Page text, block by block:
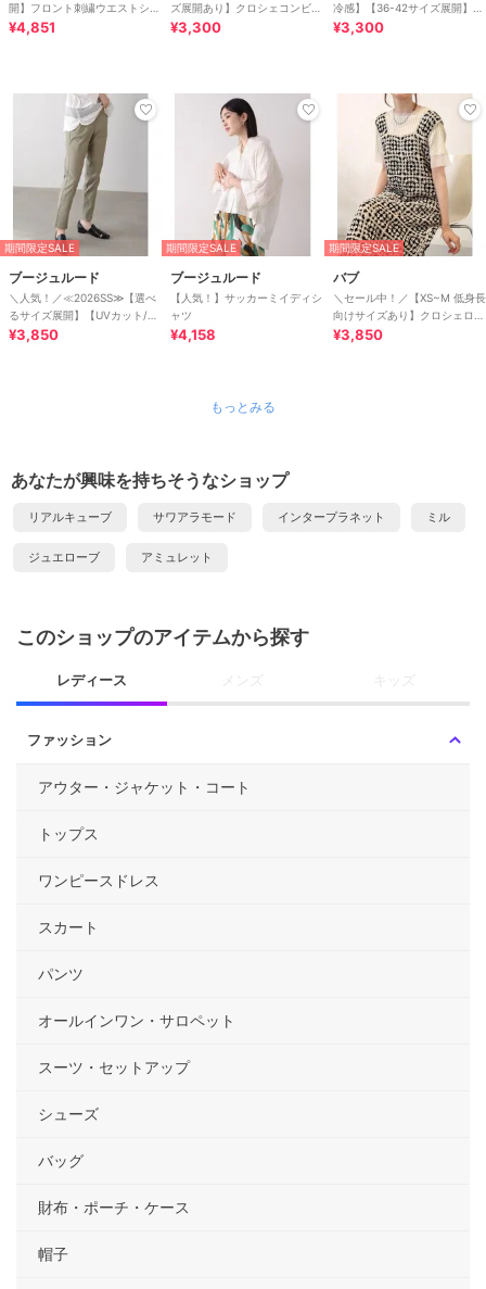
開】フロント刺繍ウエストシャ
ーリングワンピース
¥4,851
ズ展開あり】クロシェコンビキ
ャミワンピース
¥3,300
冷感】【36-42サイズ展開】
UV/COOL HAKIYASE+パンツ
¥3,300
期間限定SALE
ブージュルード
＼人気！／≪2026SS≫【選べ
るサイズ展開】【UVカット/接
触冷感】ＨＡＫＩＹＡＳＥ＋パ
¥3,850
期間限定SALE
ブージュルード
【人気！】サッカーミイディシ
ャツ
¥4,158
期間限定SALE
バブ
＼セール中！／【XS~M 低身長
向けサイズあり】クロシェロン
グワンピース
¥3,850
もっとみる
あなたが興味を持ちそうなショップ
リアルキューブ サワアラモード インタープラネット ミル
ジュエローブ アミュレット
このショップのアイテムから探す
レディース メンズ キッズ
ファッション
アウター・ジャケット・コート
トップス
ワンピースドレス
スカート
パンツ
オールインワン・サロペット
スーツ・セットアップ
シューズ
バッグ
財布・ポーチ・ケース
帽子